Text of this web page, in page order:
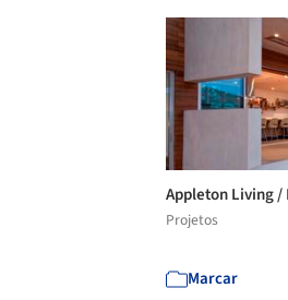
Appleton Living /
Projetos
Marcar